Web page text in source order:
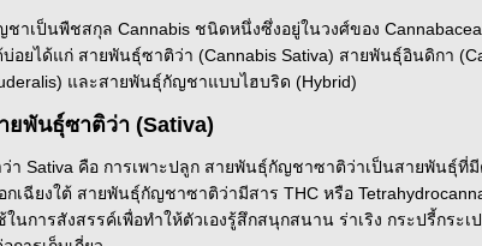
ชาเป็นพืชสกุล Cannabis ชนิดหนึ่งซึ่งอยู่ในวงศ์ของ
บ่อยได้แก่ สายพันธุ์ซาติว่า (Cannabis Sativa) สายพันธุ์อินดิกา
และสายพันธุ์กัญชาแบบไฮบริด (Hybrid)
ยพันธุ์ซาติว่า (Sativa)
Sativa คือ การเพาะปลูก สายพันธุ์กัญชาซาติว่าเป็นสายพันธุ์ที่
เฉียงใต้ สายพันธุ์กัญชาซาติว่ามีสาร THC หรือ
การสังสรรค์เพื่อทำให้ตัวเองรู้สึกสนุกสนาน ร่าเริง กระปรี้กร